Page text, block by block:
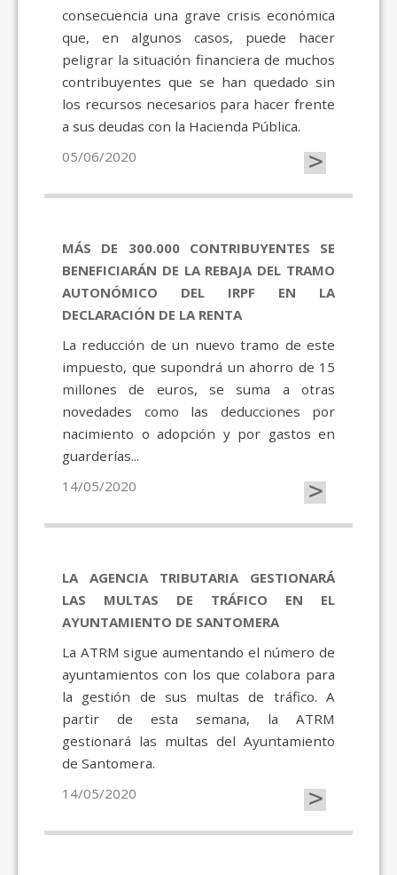
consecuencia una grave crisis económica
que, en algunos casos, puede hacer
peligrar la situación financiera de muchos
contribuyentes que se han quedado sin
los recursos necesarios para hacer frente
a sus deudas con la Hacienda Pública.
05/06/2020
>
MÁS DE 300.000 CONTRIBUYENTES SE
BENEFICIARÁN DE LA REBAJA DEL TRAMO
AUTONÓMICO DEL IRPF EN LA
DECLARACIÓN DE LA RENTA
La reducción de un nuevo tramo de este
impuesto, que supondrá un ahorro de 15
millones de euros, se suma a otras
novedades como las deducciones por
nacimiento o adopción y por gastos en
guarderías...
14/05/2020
>
LA AGENCIA TRIBUTARIA GESTIONARÁ
LAS MULTAS DE TRÁFICO EN EL
AYUNTAMIENTO DE SANTOMERA
La ATRM sigue aumentando el número de
ayuntamientos con los que colabora para
la gestión de sus multas de tráfico. A
partir de esta semana, la ATRM
gestionará las multas del Ayuntamiento
de Santomera.
14/05/2020
>